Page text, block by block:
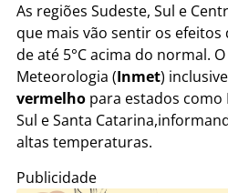
As regiões Sudeste, Sul e
que mais vão sentir os
de até 5°C acima do normal.
Meteorologia (Inmet)
vermelho para estados como
Sul e Santa
altas temperaturas.
Publicidade